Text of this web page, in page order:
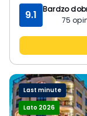
9.1
Bardzo
75
Last minute
Lato 2026